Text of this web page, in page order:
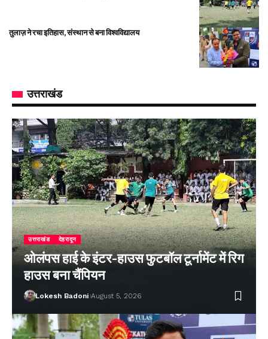
तुलाज़ ने रचा इतिहास, संस्थान से बना विश्वविद्यालय
उत्तराखंड
उत्तराखंड देहरादून
ओलंपस हाई के इंटर-हाउस फुटबॉल टूर्नामेंट में रिग
हाउस बना चैंपियन
Lokesh Badoni August 5, 2026